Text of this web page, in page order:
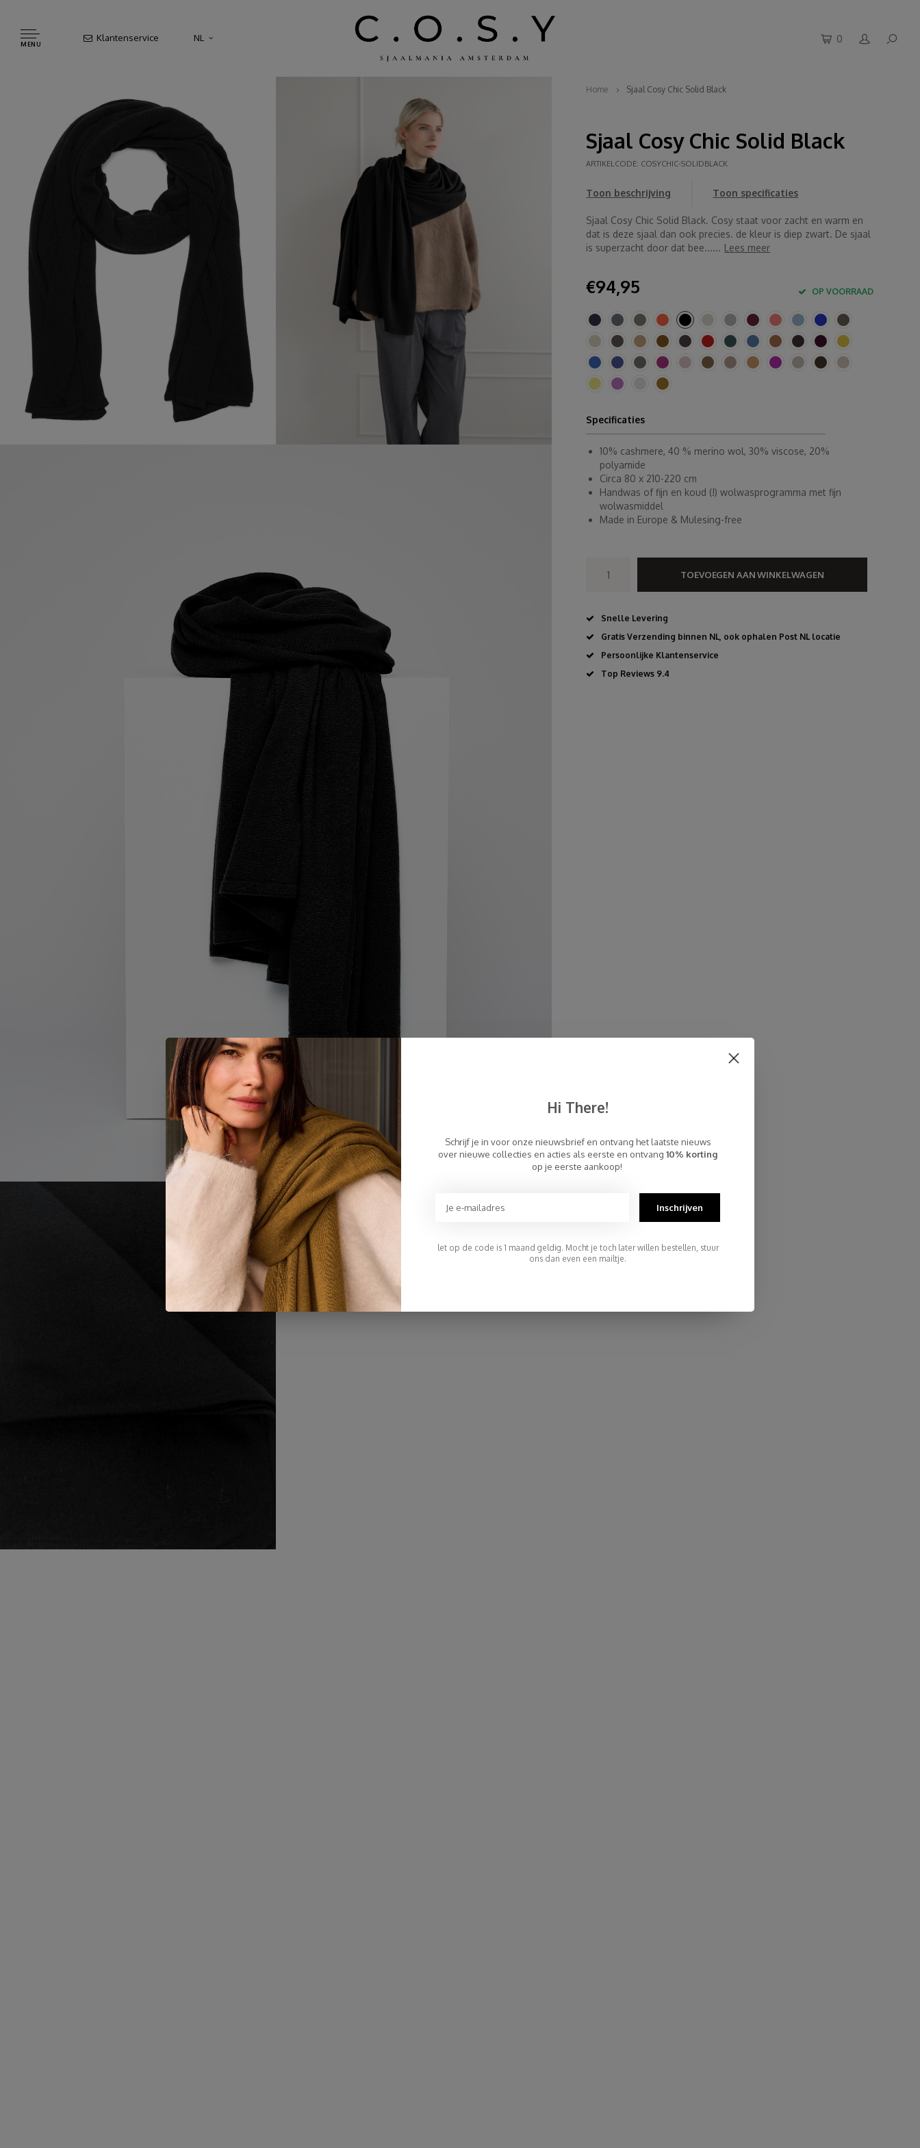
MENU
Klantenservice NL 0
Home Sjaal Cosy Chic Solid Black
Sjaal Cosy Chic Solid Black
ARTIKELCODE: COSYCHIC-SOLIDBLACK
Toon beschrijving Toon specificaties
Sjaal Cosy Chic Solid Black. Cosy staat voor zacht en warm en
dat is deze sjaal dan ook precies. de kleur is diep zwart. De sjaal
is superzacht door dat bee...... Lees meer
€94,95 OP VOORRAAD
Specificaties
10% cashmere, 40 % merino wol, 30% viscose, 20%
polyamide
Circa 80 x 210-220 cm
Handwas of fijn en koud (!) wolwasprogramma met fijn
wolwasmiddel
Made in Europe & Mulesing-free
TOEVOEGEN AAN WINKELWAGEN
Snelle Levering
Gratis Verzending binnen NL, ook ophalen Post NL locatie
Persoonlijke Klantenservice
Top Reviews 9.4
Hi There!
Schrijf je in voor onze nieuwsbrief en ontvang het laatste nieuws
over nieuwe collecties en acties als eerste en ontvang 10% korting
op je eerste aankoop!
Inschrijven
let op de code is 1 maand geldig. Mocht je toch later willen bestellen, stuur
ons dan even een mailtje.